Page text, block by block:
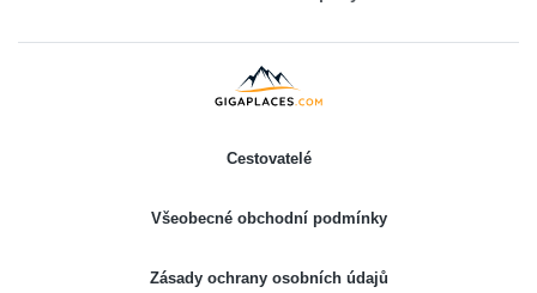
Cestovatelé
Všeobecné obchodní podmínky
Zásady ochrany osobních údajů